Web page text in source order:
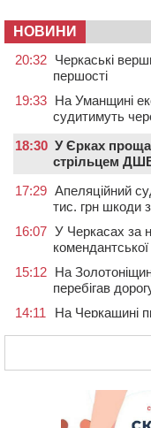
НОВИНИ
20:32 Черкаські
першості
19:33 На Уманщині
судитимуть
18:30 У Єрках
стрільцем
17:29 Апеляційний
тис. грн шкоди
16:07 У Черкасах за
15:12 На
перебігав
14:11
На Черкащині
У Смілі біля
загинула жінка
У Черкасах